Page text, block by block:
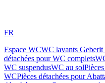
FR
Espace WCWC lavants Geberit
détachées pour WC complets
WC suspendusWC au sol
WCPièces détachées pour